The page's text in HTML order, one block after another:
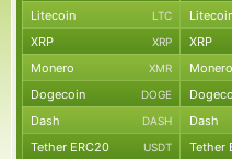
Litecoin LTC
XRP XRP XRP
Monero XMR Monero
Dogecoin DOGE
Dash DASH Dash
Tether ERC20 USDT Tether